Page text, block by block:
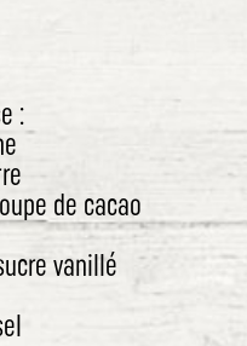
:
de cacao
vanillé